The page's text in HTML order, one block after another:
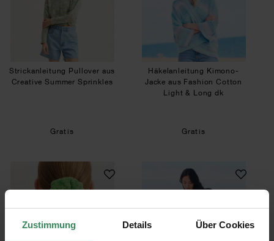
Zustimmung Details Über Cookies
Strickanleitung Pullover aus
Creative Summer Sprinkles
Gratis
Häkelanleitung Kimono-
Jacke aus Fashion Cotton
Light & Long dk
Gratis
Strickanleitung Scrunchie aus Ricorumi Nilli
Strickanleitung